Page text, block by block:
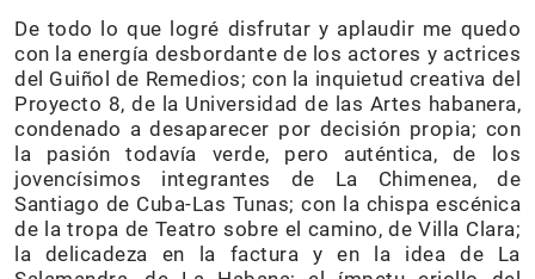
De todo lo que logré disfrutar y aplaudir me quedo
con la energía desbordante de los actores y actrices
del Guiñol de Remedios; con la inquietud creativa del
Proyecto 8, de la Universidad de las Artes habanera,
condenado a desaparecer por decisión propia; con
la pasión todavía verde, pero auténtica, de los
jovencísimos integrantes de La Chimenea, de
Santiago de Cuba-Las Tunas; con la chispa escénica
de la tropa de Teatro sobre el camino, de Villa Clara;
la delicadeza en la factura y en la idea de La